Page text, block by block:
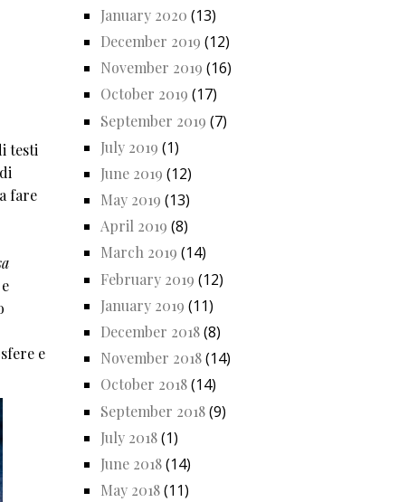
testi
fare
e
January 2020 (13)
December 2019 (12)
November 2019 (16)
October 2019 (17)
September 2019 (7)
July 2019 (1)
June 2019 (12)
May 2019 (13)
April 2019 (8)
March 2019 (14)
February 2019 (12)
January 2019 (11)
December 2018(8)
November 2018(14)
October 2018(14)
September 2018(9)
July 2018(1)
June 2018(14)
May 2018(11)